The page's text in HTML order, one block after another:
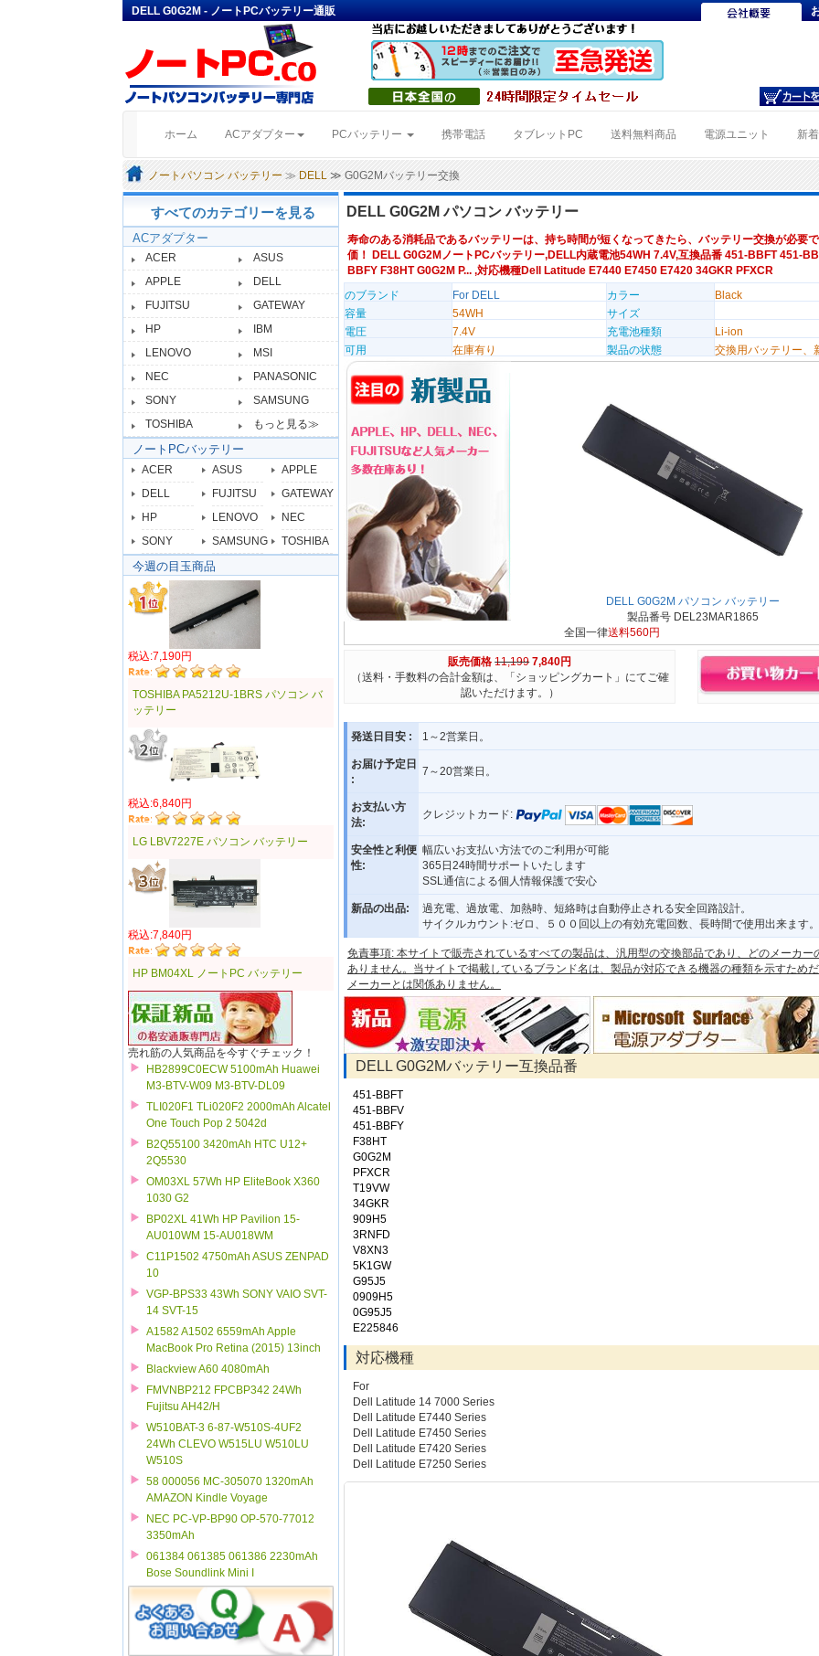
DELL G0G2M - ノートPCバッテリー通販
ホーム (current)ACアダプター PCバッテリー 携帯電話 タブレットPC 送料無料商品 電源ユニット 新
ノートパソコン バッテリー ≫ DELL ≫ G0G2Mバッテリー交換
すべてのカテゴリーを見る
ACアダプター
ACER
ASUS
APPLE
DELL
FUJITSU
GATEWAY
HP
IBM
LENOVO
MSI
NEC
PANASONIC
SONY
SAMSUNG
TOSHIBA
もっと見る≫
ノートPCバッテリー
ACER ASUS
APPLE
DELL
FUJITSU
GATEWAY
HP
LENOVO
NEC
SONY
SAMSUNG TOSHIBA
今週の目玉商品
税込:7,190円
TOSHIBA PA5212U-1BRS パソコン バ
ッテリー
税込:6,840円
LG LBV7227E パソコン バッテリー
税込:7,840円
HP BM04XL ノートPC バッテリー
売れ筋の人気商品を今すぐチェック！
HB2899C0ECW 5100mAh Huawei
M3-BTV-W09 M3-BTV-DL09
TLI020F1 TLi020F2 2000mAh Alcatel
One Touch Pop 2 5042d
B2Q55100 3420mAh HTC U12+
2Q5530
OM03XL 57Wh HP EliteBook X360
1030 G2
BP02XL 41Wh HP Pavilion 15-
AU010WM 15-AU018WM
C11P1502 4750mAh ASUS ZENPAD
10
VGP-BPS33 43Wh SONY VAIO SVT-
14 SVT-15
A1582 A1502 6559mAh Apple
MacBook Pro Retina (2015) 13inch
Blackview A60 4080mAh
FMVNBP212 FPCBP342 24Wh
Fujitsu AH42/H
W510BAT-3 6-87-W510S-4UF2
24Wh CLEVO W515LU W510LU
W510S
58 000056 MC-305070 1320mAh
AMAZON Kindle Voyage
NEC PC-VP-BP90 OP-570-77012
3350mAh
061384 061385 061386 2230mAh
Bose Soundlink Mini I
DELL G0G2M パソコン バッテリー
寿命のある消耗品であるバッテリーは、持ち時間が短くなってきたら、バッテリー交換が必要
価！ DELL G0G2MノートPCバッテリー,DELL内蔵電池54WH 7.4V,互換品番 451-BBFT 451-
BBFY F38HT G0G2M P... ,対応機種Dell Latitude E7440 E7450 E7420 34GKR PFXCR
のブランド
For DELL カラー
Black
容量
54WH
サイズ
電圧
7.4V 充電池種類
Li-ion
可用
在庫有り 製品の状態 交換用バッテリー、
DELL G0G2M パソコン バッテリー
製品番号 DEL23MAR1865
全国一律送料560円
販売価格 11,199 7,840円
（送料・手数料の合計金額は、「ショッピングカート」にてご確
認いただけます。）
発送日目安 : 1～2営業日。
お届け予定日
:
7～20営業日。
お支払い方
法:
クレジットカード:
安全性と利便
性:
幅広いお支払い方法でのご利用が可能
365日24時間サポートいたします
SSL通信による個人情報保護で安心
新品の出品:
過充電、過放電、加熱時、短絡時は自動停止される安全回路設計。
サイクルカウント:ゼロ、５００回以上の有効充電回数、長時間で使用出来ます。
免責事項: 本サイトで販売されているすべての製品は、汎用型の交換部品であり、どのメーカー
ありません。当サイトで掲載しているブランド名は、製品が対応できる機器の種類を示すため
メーカーとは関係ありません。
DELL G0G2Mバッテリー互換品番
451-BBFT
451-BBFV
451-BBFY
F38HT
G0G2M
PFXCR
T19VW
34GKR
909H5
3RNFD
V8XN3
5K1GW
G95J5
0909H5
0G95J5
E225846
対応機種
For
Dell Latitude 14 7000 Series
Dell Latitude E7440 Series
Dell Latitude E7450 Series
Dell Latitude E7420 Series
Dell Latitude E7250 Series